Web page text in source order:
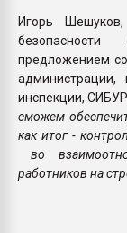
Игорь Шешуков,
предложением
администрации,
инспекции,
сможем
как итог -
во
работников на